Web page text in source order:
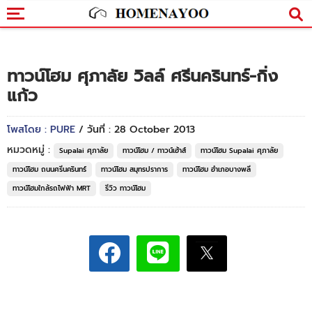
ทาวน์โฮม ศุภาลัย วิลล์ ศรีนครินทร์-กิ่ง
แก้ว
โพสโดย : PURE / วันที่ : 28 October 2013
หมวดหมู่ :
Supalai ศุภาลัย ทาวน์โฮม / ทาวน์เฮ้าส์
ทาวน์โฮม Supalai ศุภาลัย
ทาวน์โฮม ถนนศรีนครินทร์
ทาวน์โฮม สมุทรปราการ
ทาวน์โฮม อำเภอบางพลี
ทาวน์โฮมใกล้รถไฟฟ้า MRT
รีวิว ทาวน์โฮม